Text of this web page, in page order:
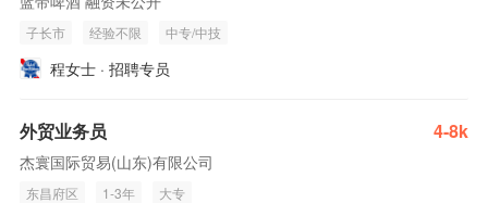
子长市 经验不限 中专/中技
程女士 · 招聘专员
外贸业务员 4-8k
杰寰国际贸易(山东)有限公司
东昌府区 1-3年 大专